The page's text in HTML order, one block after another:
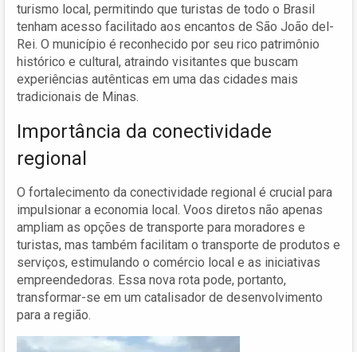
turismo local, permitindo que turistas de todo o Brasil
tenham acesso facilitado aos encantos de São João del-
Rei. O município é reconhecido por seu rico patrimônio
histórico e cultural, atraindo visitantes que buscam
experiências autênticas em uma das cidades mais
tradicionais de Minas.
Importância da conectividade
regional
O fortalecimento da conectividade regional é crucial para
impulsionar a economia local. Voos diretos não apenas
ampliam as opções de transporte para moradores e
turistas, mas também facilitam o transporte de produtos e
serviços, estimulando o comércio local e as iniciativas
empreendedoras. Essa nova rota pode, portanto,
transformar-se em um catalisador de desenvolvimento
para a região.